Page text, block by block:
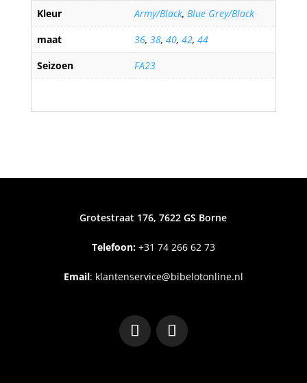
Kleur
Army/Black, Blue Grey/Black
maat
36, 38, 40, 42, 44
Seizoen
FA23
Grotestraat 176, 7622 GS Borne
Telefoon:+31 74 266 62 73
Email: klantenservice@bibelotonline.nl